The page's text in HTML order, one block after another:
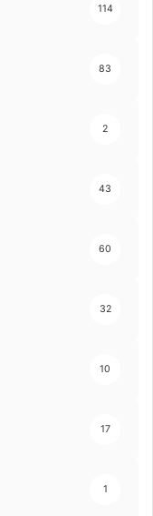
114
83
2
43
60
32
10
17
1